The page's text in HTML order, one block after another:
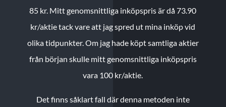
85 kr. Mitt genomsnittliga inköpspris är då 73.90
kr/aktie tack vare att jag spred ut mina inköp vid
olika tidpunkter. Om jag hade köpt samtliga aktier
från början skulle mitt genomsnittliga inköpspris
vara 100 kr/aktie.
Det finns såklart fall där denna metoden inte